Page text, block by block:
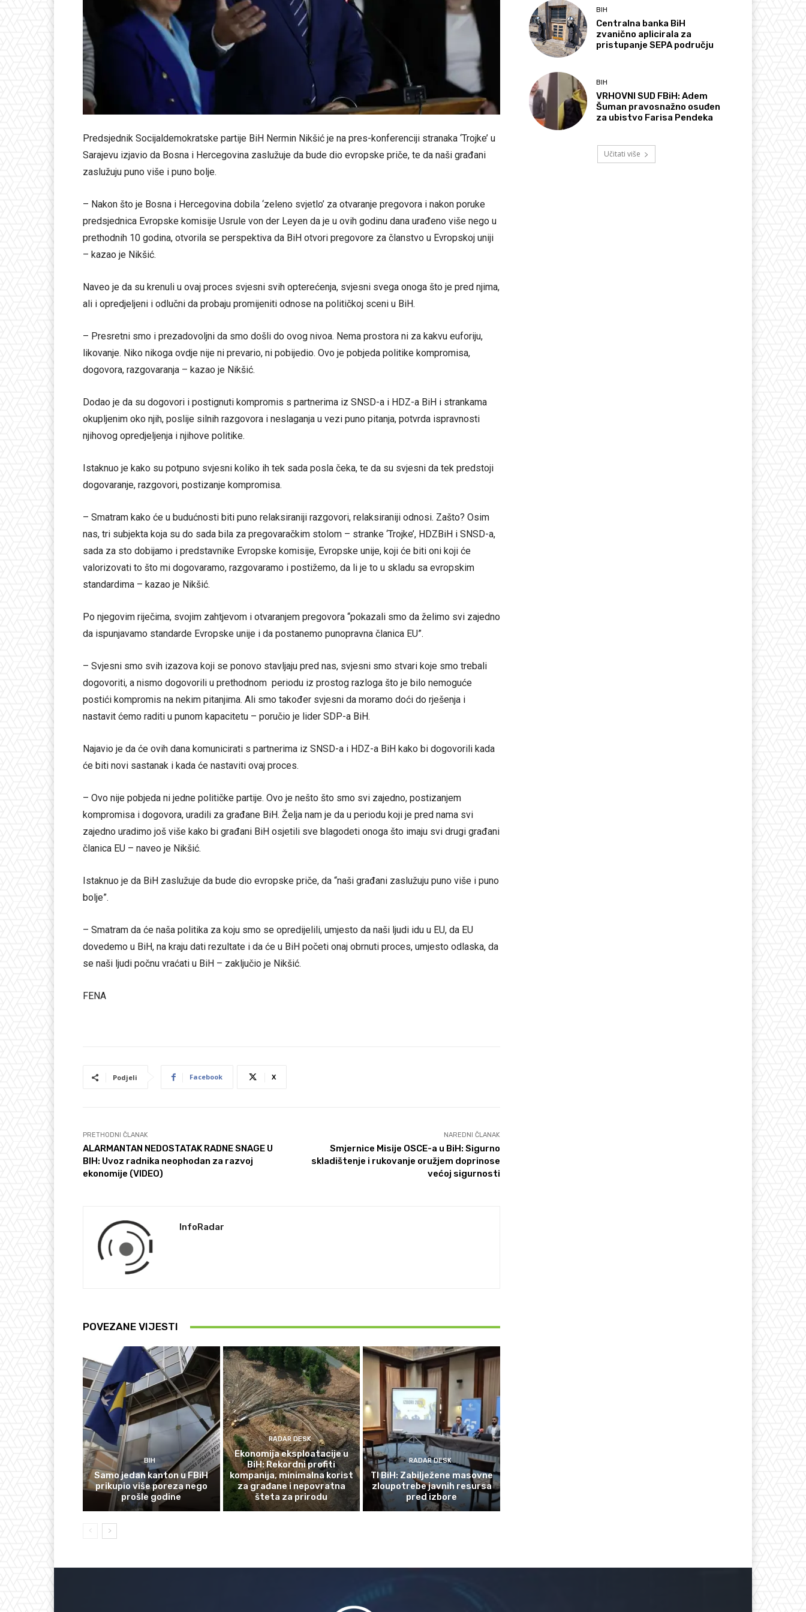
Predsjednik Socijaldemokratske partije BiH Nermin Nikšić je na pres-konferenciji stranaka ‘Trojke’ u
Sarajevu izjavio da Bosna i Hercegovina zaslužuje da bude dio evropske priče, te da naši građani
zaslužuju puno više i puno bolje.
– Nakon što je Bosna i Hercegovina dobila ‘zeleno svjetlo’ za otvaranje pregovora i nakon poruke
predsjednica Evropske komisije Usrule von der Leyen da je u ovih godinu dana urađeno više nego u
prethodnih 10 godina, otvorila se perspektiva da BiH otvori pregovore za članstvo u Evropskoj uniji
– kazao je Nikšić.
Naveo je da su krenuli u ovaj proces svjesni svih opterećenja, svjesni svega onoga što je pred njima,
ali i opredjeljeni i odlučni da probaju promijeniti odnose na političkoj sceni u BiH.
– Presretni smo i prezadovoljni da smo došli do ovog nivoa. Nema prostora ni za kakvu euforiju,
likovanje. Niko nikoga ovdje nije ni prevario, ni pobijedio. Ovo je pobjeda politike kompromisa,
dogovora, razgovaranja – kazao je Nikšić.
Dodao je da su dogovori i postignuti kompromis s partnerima iz SNSD-a i HDZ-a BiH i strankama
okupljenim oko njih, poslije silnih razgovora i neslaganja u vezi puno pitanja, potvrda ispravnosti
njihovog opredjeljenja i njihove politike.
Istaknuo je kako su potpuno svjesni koliko ih tek sada posla čeka, te da su svjesni da tek predstoji
dogovaranje, razgovori, postizanje kompromisa.
– Smatram kako će u budućnosti biti puno relaksiraniji razgovori, relaksiraniji odnosi. Zašto? Osim
nas, tri subjekta koja su do sada bila za pregovaračkim stolom – stranke ‘Trojke’, HDZBiH i SNSD-a,
sada za sto dobijamo i predstavnike Evropske komisije, Evropske unije, koji će biti oni koji će
valorizovati to što mi dogovaramo, razgovaramo i postižemo, da li je to u skladu sa evropskim
standardima – kazao je Nikšić.
Po njegovim riječima, svojim zahtjevom i otvaranjem pregovora “pokazali smo da želimo svi zajedno
da ispunjavamo standarde Evropske unije i da postanemo punopravna članica EU”.
– Svjesni smo svih izazova koji se ponovo stavljaju pred nas, svjesni smo stvari koje smo trebali
dogovoriti, a nismo dogovorili u prethodnom periodu iz prostog razloga što je bilo nemoguće
postići kompromis na nekim pitanjima. Ali smo također svjesni da moramo doći do rješenja i
nastavit ćemo raditi u punom kapacitetu – poručio je lider SDP-a BiH.
Najavio je da će ovih dana komunicirati s partnerima iz SNSD-a i HDZ-a BiH kako bi dogovorili kada
će biti novi sastanak i kada će nastaviti ovaj proces.
– Ovo nije pobjeda ni jedne političke partije. Ovo je nešto što smo svi zajedno, postizanjem
kompromisa i dogovora, uradili za građane BiH. Želja nam je da u periodu koji je pred nama svi
zajedno uradimo još više kako bi građani BiH osjetili sve blagodeti onoga što imaju svi drugi građani
članica EU – naveo je Nikšić.
Istaknuo je da BiH zaslužuje da bude dio evropske priče, da “naši građani zaslužuju puno više i puno
bolje”.
– Smatram da će naša politika za koju smo se opredijelili, umjesto da naši ljudi idu u EU, da EU
dovedemo u BiH, na kraju dati rezultate i da će u BiH početi onaj obrnuti proces, umjesto odlaska, da
se naši ljudi počnu vraćati u BiH – zaključio je Nikšić.
FENA
Podjeli Facebook X
PRETHODNI ČLANAK
ALARMANTAN NEDOSTATAK RADNE SNAGE U
BIH: Uvoz radnika neophodan za razvoj
ekonomije (VIDEO)
NAREDNI ČLANAK
Smjernice Misije OSCE-a u BiH: Sigurno
skladištenje i rukovanje oružjem doprinose
većoj sigurnosti
InfoRadar
POVEZANE VIJESTI
BIH
Samo jedan kanton u FBiH
prikupio više poreza nego
prošle godine
RADAR DESK
Ekonomija eksploatacije u
BiH: Rekordni profiti
kompanija, minimalna korist
za građane i nepovratna
šteta za prirodu
RADAR DESK
TI BiH: Zabilježene masovne
zloupotrebe javnih resursa
pred izbore
BIH
Centralna banka BiH
zvanično aplicirala za
pristupanje SEPA području
BIH
VRHOVNI SUD FBiH: Adem
Šuman pravosnažno osuđen
za ubistvo Farisa Pendeka
Učitati više